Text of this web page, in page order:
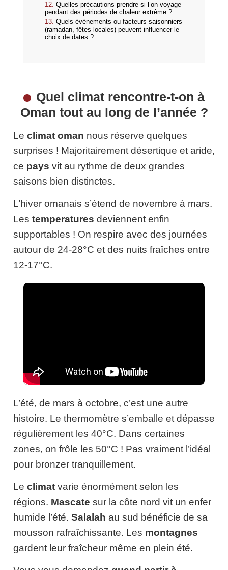
Quelles précautions prendre si l’on voyage
pendant des périodes de chaleur extrême ?
Quels événements ou facteurs saisonniers
(ramadan, fêtes locales) peuvent influencer le
choix de dates ?
Quel climat rencontre‑t‑on à
Oman tout au long de l’année ?
Le climat oman nous réserve quelques
surprises ! Majoritairement désertique et aride,
ce pays vit au rythme de deux grandes
saisons bien distinctes.
L’hiver omanais s’étend de novembre à mars.
Les temperatures deviennent enfin
supportables ! On respire avec des journées
autour de 24-28°C et des nuits fraîches entre
12-17°C.
L’été, de mars à octobre, c’est une autre
histoire. Le thermomètre s’emballe et dépasse
régulièrement les 40°C. Dans certaines
zones, on frôle les 50°C ! Pas vraiment l’idéal
pour bronzer tranquillement.
Le climat varie énormément selon les
régions. Mascate sur la côte nord vit un enfer
humide l’été. Salalah au sud bénéficie de sa
mousson rafraîchissante. Les montagnes
gardent leur fraîcheur même en plein été.